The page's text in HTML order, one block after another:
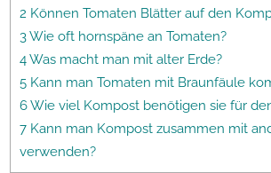
2 Können Tomaten Blätter auf den
3 Wie oft hornspäne an Tomaten?
4 Was macht man mit alter Erde?
5 Kann man Tomaten mit Braunfäule
6 Wie viel Kompost benötigen sie für
7 Kann man Kompost zusammen mit
verwenden?